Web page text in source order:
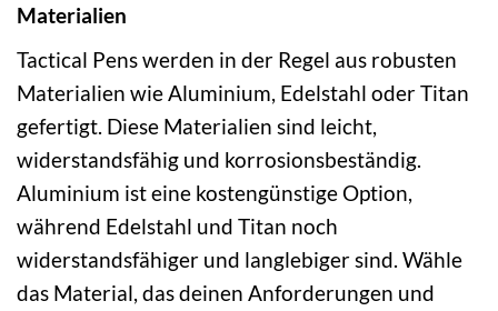
Materialien
Tactical Pens werden in der Regel aus robusten
Materialien wie Aluminium, Edelstahl oder Titan
gefertigt. Diese Materialien sind leicht,
widerstandsfähig und korrosionsbeständig.
Aluminium ist eine kostengünstige Option,
während Edelstahl und Titan noch
widerstandsfähiger und langlebiger sind. Wähle
das Material, das deinen Anforderungen und